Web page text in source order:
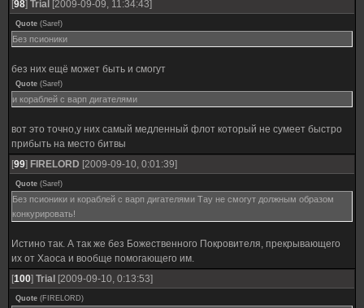
[98] Trial [2009-09-09, 11:34:43]
Quote (Saref)
Без псионики
без них ещё может быть и смогут
Quote (Saref)
и кораблей с варп дигателями
вот это точно,у них самый медленный флот который не сумеет быстро
прибыть на место битвы
[99] FIRELORD [2009-09-10, 0:01:39]
Quote (Saref)
Без псионики и кораблей с варп дигателями Тау не смогут должным образом
конкурировать!
Истино так. А так же без Божественного Покровителя, прекрывающего
их от Хаоса и вообще помогающего им.
[100] Trial [2009-09-10, 0:13:53]
Quote (FIRELORD)